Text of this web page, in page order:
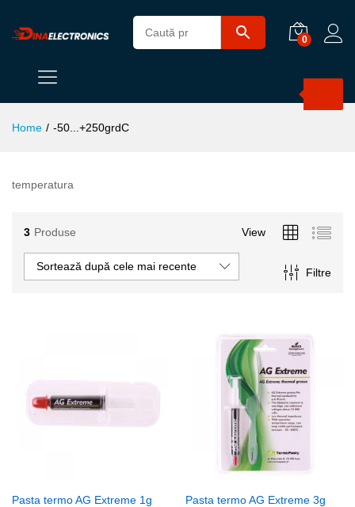
0
Home / -50...+250grdC
temperatura
3 Produse View
Filtre
Sortează după cele mai recente
Pasta termo AG Extreme 1g Pasta termo AG Extreme 3g